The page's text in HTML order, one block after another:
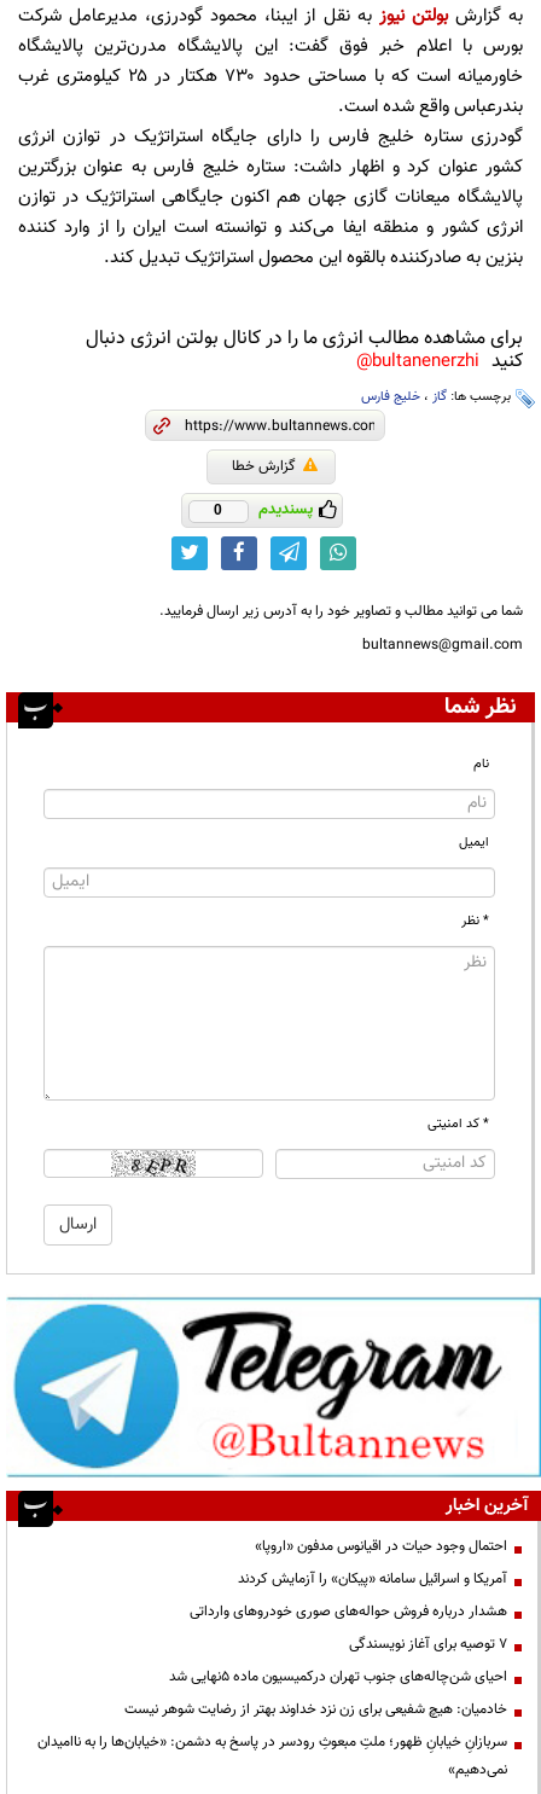
به گزارشبولتن نیوز به نقل از ایبنا، محمود گودرزی، مدیرعامل شرکت
بورس با اعلام خبر فوق گفت: این پالایشگاه مدرن‌ترین پالایشگاه
خاورمیانه است که با مساحتی حدود ۷۳۰ هکتار در ۲۵ کیلومتری غرب
بندرعباس واقع شده است.
گودرزی ستاره خلیج فارس را دارای جایگاه استراتژیک در توازن انرژی
کشور عنوان کرد و اظهار داشت: ستاره خلیج فارس به عنوان بزرگترین
پالایشگاه میعانات گازی جهان هم اکنون جایگاهی استراتژیک در توازن
انرژی کشور و منطقه ایفا می‌کند و توانسته است ایران را از وارد کننده
بنزین به صادرکننده بالقوه این محصول استراتژیک تبدیل کند.
برای مشاهده مطالب انرژی ما را در کانال بولتن انرژی دنبال
کنید bultanenerzhi@
برچسب ها: گاز ، خلیج فارس
گزارش خطا
پسندیدم 0
شما می توانید مطالب و تصاویر خود را به آدرس زیر ارسال فرمایید.
bultannews@gmail.com
نظر شما
نام
ایمیل
* نظر
* کد امنیتی
آخرین اخبار
احتمال وجود حیات در اقیانوس مدفون «اروپا»
آمریکا و اسرائیل سامانه «پیکان» را آزمایش کردند
هشدار درباره فروش حواله‌های صوری خودروهای وارداتی
۷ توصیه برای آغاز نویسندگی
احیای شن‌چاله‌های جنوب تهران درکمیسیون ماده ۵نهایی شد
خادمیان: هیچ شفیعی برای زن نزد خداوند بهتر از رضایت شوهر نیست
سربازانِ خیابانِ ظهور؛ ملتِ مبعوثِ رودسر در پاسخ به دشمن: «خیابان‌ها را به ناامیدان
نمی‌دهیم»